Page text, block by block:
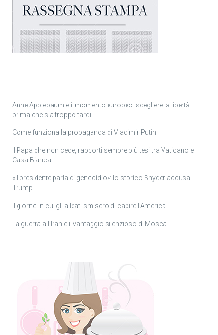
Anne Applebaum e il momento europeo: scegliere la libertà
prima che sia troppo tardi
Come funziona la propaganda di Vladimir Putin
Il Papa che non cede, rapporti sempre più tesi tra Vaticano e
Casa Bianca
«Il presidente parla di genocidio»: lo storico Snyder accusa
Trump
Il giorno in cui gli alleati smisero di capire l’America
La guerra all’Iran e il vantaggio silenzioso di Mosca